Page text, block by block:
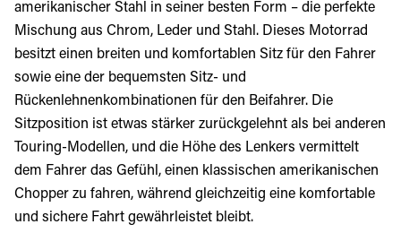
amerikanischer Stahl in seiner besten Form – die perfekte
Mischung aus Chrom, Leder und Stahl. Dieses Motorrad
besitzt einen breiten und komfortablen Sitz für den Fahrer
sowie eine der bequemsten Sitz- und
Rückenlehnenkombinationen für den Beifahrer. Die
Sitzposition ist etwas stärker zurückgelehnt als bei anderen
Touring-Modellen, und die Höhe des Lenkers vermittelt
dem Fahrer das Gefühl, einen klassischen amerikanischen
Chopper zu fahren, während gleichzeitig eine komfortable
und sichere Fahrt gewährleistet bleibt.